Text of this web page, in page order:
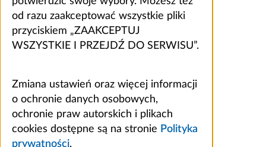
od razu zaakceptować wszystkie pliki
przyciskiem „ZAAKCEPTUJ
WSZYSTKIE I PRZEJDŹ DO SERWISU”.
Zmiana ustawień oraz więcej informacji
o ochronie danych osobowych,
ochronie praw autorskich i plikach
cookies dostępne są na stronie Polityka
prywatności.